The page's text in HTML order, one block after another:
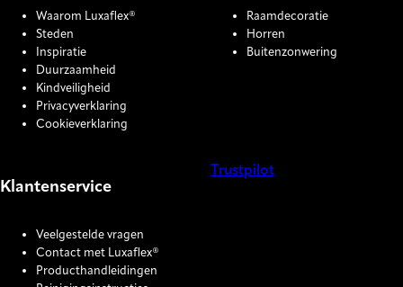
Waarom Luxaflex®
Steden
Inspiratie
Duurzaamheid
Kindveiligheid
Privacyverklaring
Cookieverklaring
Raamdecoratie
Horren
Buitenzonwering
Klantenservice
Veelgestelde vragen
Contact met Luxaflex®
Producthandleidingen
Trustpilot